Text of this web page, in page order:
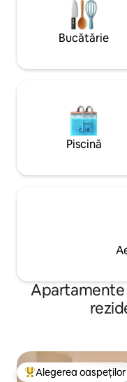
Bucătărie
Piscină
Apartamente
Locuință din topul
Alegerea oaspeților